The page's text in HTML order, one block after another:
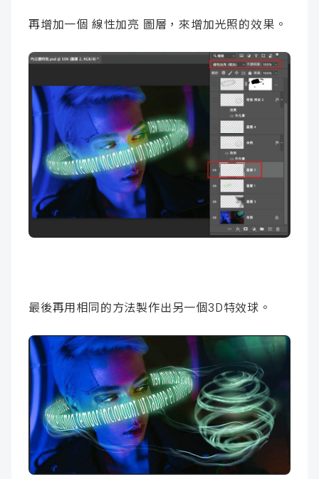
再增加一個 線性加亮 圖層，來增加光照的效果。
最後再用相同的方法製作出另一個3D特效球。